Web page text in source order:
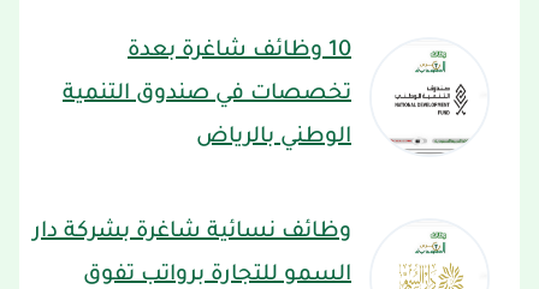
10 وظائف شاغرة بعدة
تخصصات في صندوق التنمية
الوطني بالرياض
وظائف نسائية شاغرة بشركة دار
السمو للتجارة برواتب تفوق